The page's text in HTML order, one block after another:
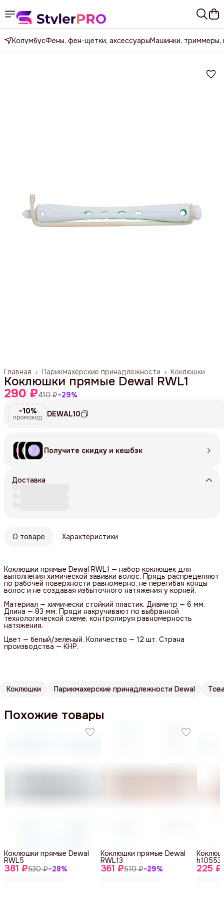
КолумбусФены, фен-щетки, аксессуарыМашинки, триммеры,
Коклюшки
Парикмахерские принадлежности ›
Главная ›
Коклюшки прямые Dewal RWL1
290 ₽410 ₽−29%
−10%
промокод DEWAL10
Получите скидку и кешбэк
Доставка
О товаре Характеристики
Коклюшки прямые Dewal RWL1 — набор коклюшек для
выполнения химической завивки волос. Прядь распределяют
по рабочей поверхности равномерно, не перегибая концы
волос и не создавая избыточного натяжения у корней.
Материал — химически стойкий пластик. Диаметр — 6 мм.
Длина — 83 мм. Пряди накручивают по выбранной
технологической схеме, контролируя равномерность
натяжения.
Цвет — белый/зеленый. Количество — 12 шт. Страна
производства — КНР.
Коклюшки Парикмахерские принадлежности Dewal
Похожие товары
381 ₽530 ₽−28%
Коклюшки прямые Dewal
RWL5
361 ₽510 ₽−29%
Коклюшки прямые Dewal
RWL13
225 ₽